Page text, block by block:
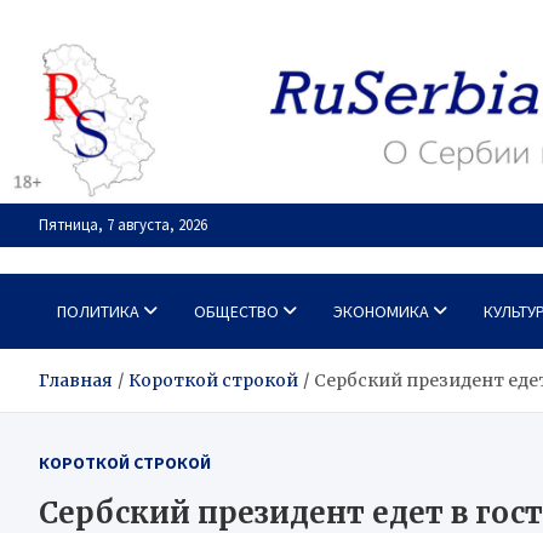
содержимому
Пятница, 7 августа, 2026
RuSerbia.com
О Сербии – по-русски
ПОЛИТИКА
ОБЩЕСТВО ЭКОНОМИКА
Главная Короткой строкой Сербский президент
КОРОТКОЙ СТРОКОЙ
Сербский президент едет в